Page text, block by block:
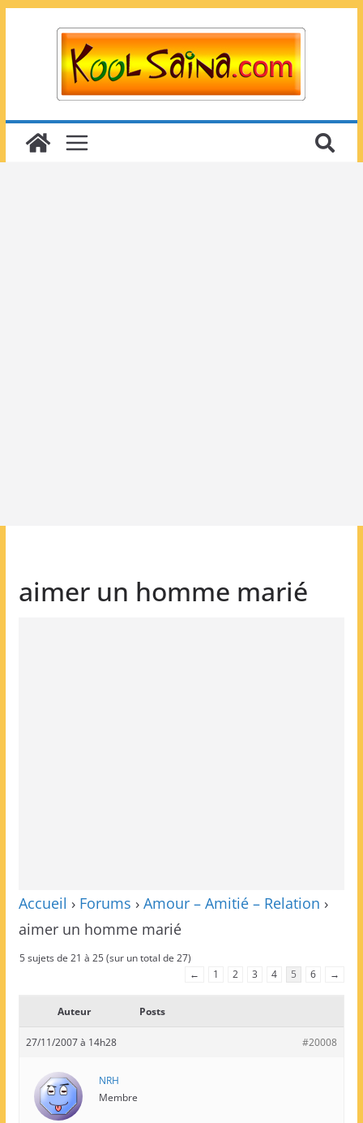
aimer un homme marié
Accueil › Forums › Amour – Amitié – Relation ›
aimer un homme marié
5 sujets de 21 à 25 (sur un total de 27)
←
1 2 3 4 5 6 →
Auteur Posts
27/11/2007 à 14h28 #20008
NRH
Membre